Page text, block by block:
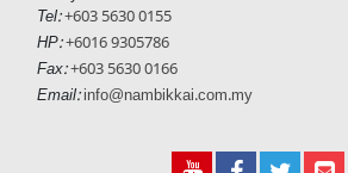
Tel:+603 5630 0155
HP:+6016 9305786
Fax: +603 5630 0166
Email: info@nambikkai.com.my